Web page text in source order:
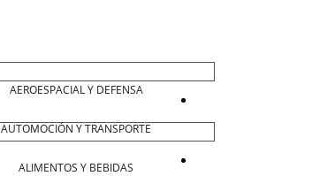
AEROESPACIAL Y DEFENSA
AUTOMOCIÓN Y TRANSPORTE
ALIMENTOS Y BEBIDAS